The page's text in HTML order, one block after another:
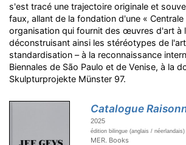
s'est tracé une trajectoire originale et
faux, allant de la fondation d'une « Centrale
organisation qui fournit des œuvres d'art à
déconstruisant ainsi les stéréotypes de
standardisation – à la reconnaissance
Biennales de São Paulo et de Venise, à la
Skulpturprojekte Münster 97.
Catalogue
2025
édition bilingue (anglais / néerlandais)
MER. Books